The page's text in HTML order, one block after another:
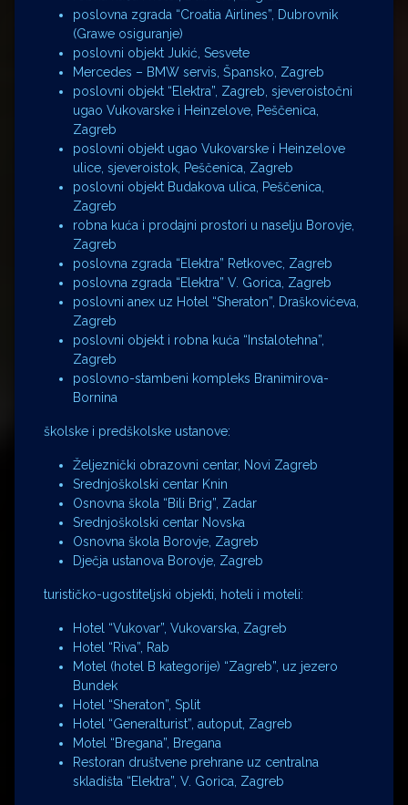
poslovna zgrada “Croatia Airlines”, Dubrovnik
(Grawe osiguranje)
poslovni objekt Jukić, Sesvete
Mercedes – BMW servis, Špansko, Zagreb
poslovni objekt “Elektra”, Zagreb, sjeveroistočni
ugao Vukovarske i Heinzelove, Peščenica,
Zagreb
poslovni objekt ugao Vukovarske i Heinzelove
ulice, sjeveroistok, Peščenica, Zagreb
poslovni objekt Budakova ulica, Peščenica,
Zagreb
robna kuća i prodajni prostori u naselju Borovje,
Zagreb
poslovna zgrada “Elektra” Retkovec, Zagreb
poslovna zgrada “Elektra” V. Gorica, Zagreb
poslovni anex uz Hotel “Sheraton”, Draškovićeva,
Zagreb
poslovni objekt i robna kuća “Instalotehna”,
Zagreb
poslovno-stambeni kompleks Branimirova-
Bornina
školske i predškolske ustanove:
Željeznički obrazovni centar, Novi Zagreb
Srednjoškolski centar Knin
Osnovna škola “Bili Brig”, Zadar
Srednjoškolski centar Novska
Osnovna škola Borovje, Zagreb
Dječja ustanova Borovje, Zagreb
turističko-ugostiteljski objekti, hoteli i moteli:
Hotel “Vukovar”, Vukovarska, Zagreb
Hotel “Riva”, Rab
Motel (hotel B kategorije) “Zagreb”, uz jezero
Bundek
Hotel “Sheraton”, Split
Hotel “Generalturist”, autoput, Zagreb
Motel “Bregana”, Bregana
Restoran društvene prehrane uz centralna
skladišta “Elektra”, V. Gorica, Zagreb